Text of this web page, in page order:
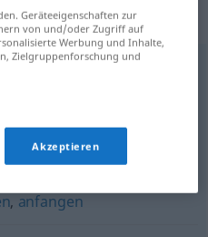
"einarbeiten"
machen hat) (ugs.)
,montieren
, anfangen
Geräteeigenschaften zur
von und/oder Zugriff auf
Werbung und Inhalte,
Zielgruppenforschung und
Akzeptieren